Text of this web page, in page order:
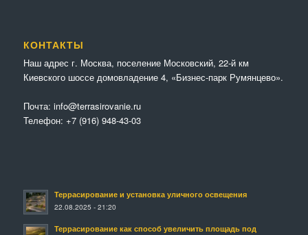
КОНТАКТЫ
Наш адрес г. Москва, поселение Московский, 22-й км
Киевского шоссе домовладение 4, «Бизнес-парк Румянцево».
Почта: info@terrasirovanie.ru
Телефон: +7 (916) 948-43-03
Террасирование и установка уличного освещения
22.08.2025 - 21:20
Террасирование как способ увеличить площадь под